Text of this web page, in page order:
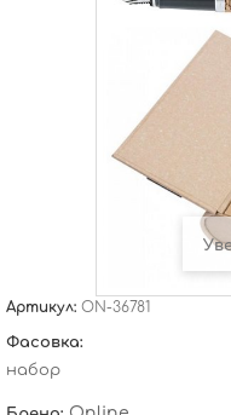
Артикул: ON-36781
Фасовка:
набор